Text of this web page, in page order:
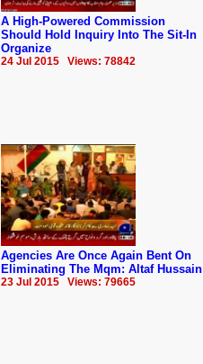
A High-Powered Commission
Should Hold Inquiry Into The Sit-In
Organize
24 Jul 2015 Views: 78842
Agencies Are Once Again Bent On
Eliminating The Mqm: Altaf Hussain
23 Jul 2015 Views: 79665